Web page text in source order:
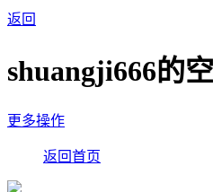
返回
shuangji666的
更多操作
返回首页